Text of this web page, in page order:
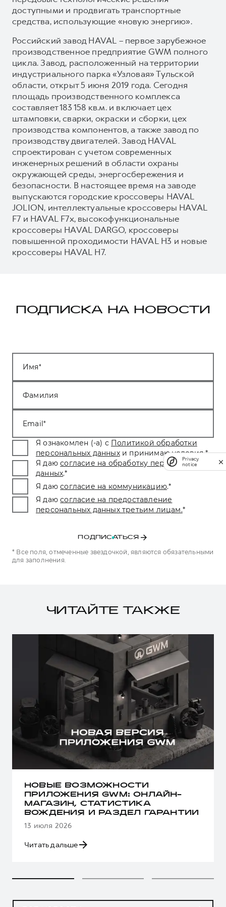
доступными и продвигать транспортные
средства, использующие «новую энергию».
Российский завод HAVAL – первое зарубежное
производственное предприятие GWM полного
цикла. Завод, расположенный на территории
индустриального парка «Узловая» Тульской
области, открыт 5 июня 2019 года. Сегодня
площадь производственного комплекса
составляет 183 158 кв.м. и включает цех
штамповки, сварки, окраски и сборки, цех
производства компонентов, а также завод по
производству двигателей. Завод HAVAL
спроектирован с учетом современных
инженерных решений в области охраны
окружающей среды, энергосбережения и
безопасности. В настоящее время на заводе
выпускаются городские кроссоверы HAVAL
JOLION, интеллектуальные кроссоверы HAVAL
F7 и HAVAL F7x, высокофункциональные
кроссоверы HAVAL DARGO, кроссоверы
повышенной проходимости HAVAL H3 и новые
кроссоверы HAVAL H7.
ПОДПИСКА НА НОВОСТИ
Имя
Фамилия
Email
Я ознакомлен (-а) с Политикой обработки
персональных данных и принимаю условия.*
Я даю согласие на обработку персональных
данных.*
Я даю согласие на коммуникацию.*
Я даю согласие на предоставление
персональных данных третьим лицам.*
ПОДПИСАТЬСЯ
* Все поля, отмеченные звездочкой, являются обязательными
для заполнения.
ЧИТАЙТЕ ТАКЖЕ
НОВЫЕ ВОЗМОЖНОСТИ
ПРИЛОЖЕНИЯ GWM: ОНЛАЙН-
МАГАЗИН, СТАТИСТИКА
ВОЖДЕНИЯ И РАЗДЕЛ ГАРАНТИИ
13 июля 2026
Читать дальше
Privacy
notice